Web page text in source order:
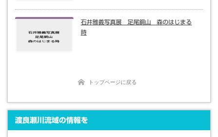
石井雅義写真展 足尾銅山 森のはじまる
時
トップページに戻る
渡良瀬川流域の情報を